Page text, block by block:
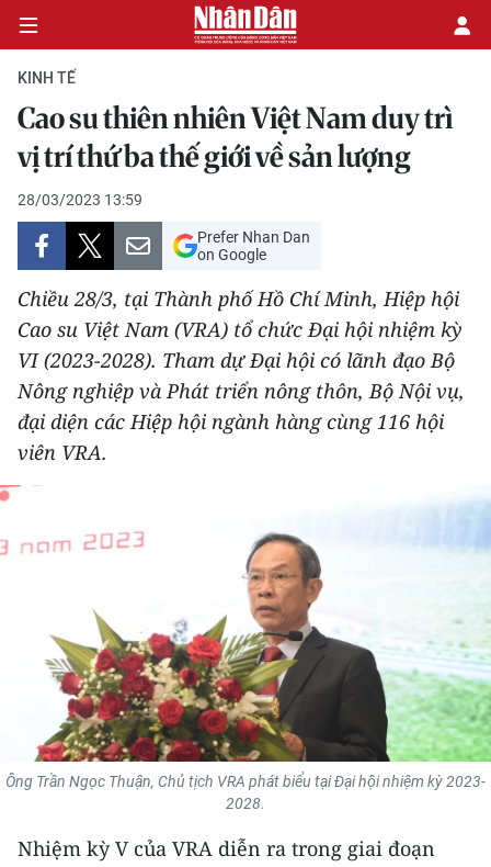
CHÍNH TRỊ
KINH TẾ
VĂN HÓA
XÃ HỘI
PHÁP LUẬT
DU LỊCH
THẾ GIỚI
KHOA HỌC - CÔNG NGHỆ
MÔI TRƯỜNG
BẠN ĐỌC
KIỂM CHỨNG THÔNG TIN
KINH TẾ
Cao su thiên nhiên Việt Nam duy trì
vị trí thứ ba thế giới về sản lượng
28/03/2023 13:59
Prefer Nhan Dan
on Google
Chiều 28/3, tại Thành phố Hồ Chí Minh, Hiệp hội
Cao su Việt Nam (VRA) tổ chức Đại hội nhiệm kỳ
VI (2023-2028). Tham dự Đại hội có lãnh đạo Bộ
Nông nghiệp và Phát triển nông thôn, Bộ Nội vụ,
đại diện các Hiệp hội ngành hàng cùng 116 hội
viên VRA.
Ông Trần Ngọc Thuận, Chủ tịch VRA phát biểu tại Đại hội nhiệm kỳ 2023-
2028.
Nhiệm kỳ V của VRA diễn ra trong giai đoạn